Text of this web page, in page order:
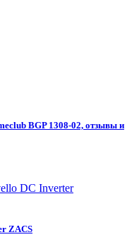
BGP 1308-02, отзывы и
ZACS